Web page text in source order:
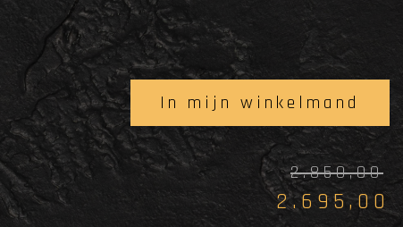
In mijn winkelmand
2.850,00
2.695,00